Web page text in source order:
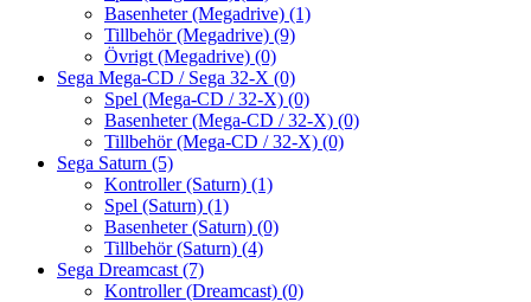
Basenheter (Megadrive) (1)
Tillbehör (Megadrive) (9)
Övrigt (Megadrive) (0)
Sega Mega-CD / Sega 32-X (0)
Spel (Mega-CD / 32-X) (0)
Basenheter (Mega-CD / 32-X) (0)
Tillbehör (Mega-CD / 32-X) (0)
Sega Saturn (5)
Kontroller (Saturn) (1)
Spel (Saturn) (1)
Basenheter (Saturn) (0)
Tillbehör (Saturn) (4)
Sega Dreamcast (7)
Kontroller (Dreamcast) (0)